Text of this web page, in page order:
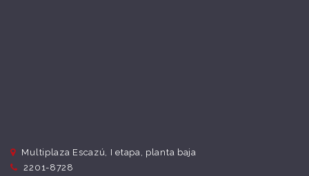
Multiplaza Escazú, I etapa, planta baja
2201-8728